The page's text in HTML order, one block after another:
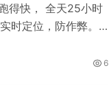
得快， 全天25小时
时定位，防作弊。
6